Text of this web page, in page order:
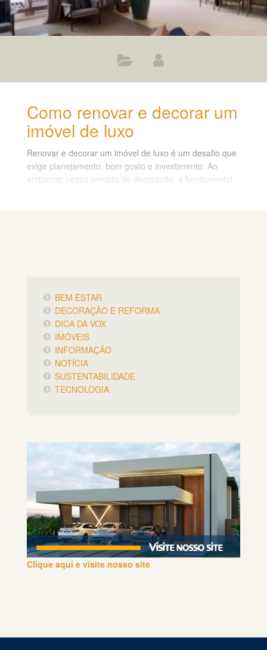
Como renovar e decorar um
imóvel de luxo
Renovar e decorar um imóvel de luxo é um desafio que
exige planejamento, bom gosto e investimento. Ao
embarcar nessa jornada de decoração, é fundamental
BEM ESTAR
DECORAÇÃO E REFORMA
DICA DA VOX
IMÓVEIS
INFORMAÇÃO
NOTÍCIA
SUSTENTABILIDADE
TECNOLOGIA
Clique aqui e visite nosso site